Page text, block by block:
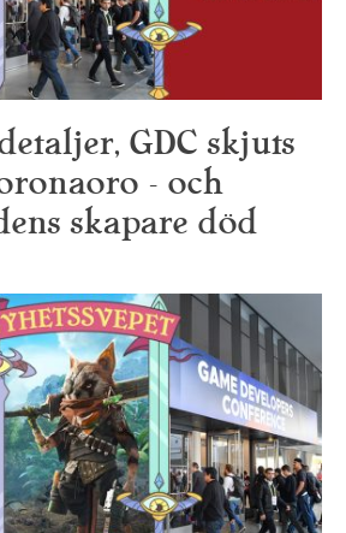
GDC skjuts
– och
skapare död